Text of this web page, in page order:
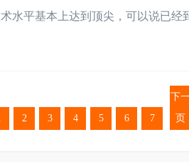
水平基本上达到顶尖，可以说已经
2 3 4 5 6 7
下
页